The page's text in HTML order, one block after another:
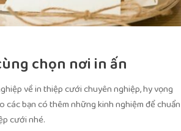
chọn nơi in ấn
về in thiệp cưới chuyên nghiệp, hy vọng
các bạn có thêm những kinh nghiệm để chuẩn
cưới nhé.